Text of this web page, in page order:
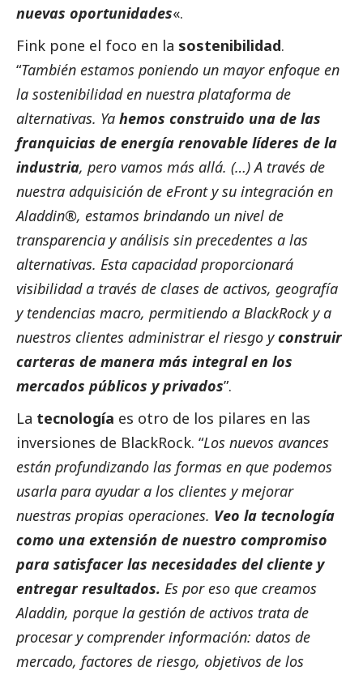
nuevas oportunidades«.
Fink pone el foco en la sostenibilidad.
“También estamos poniendo un mayor enfoque en
la sostenibilidad en nuestra plataforma de
alternativas. Ya hemos construido una de las
franquicias de energía renovable líderes de la
industria, pero vamos más allá. (…) A través de
nuestra adquisición de eFront y su integración en
Aladdin®, estamos brindando un nivel de
transparencia y análisis sin precedentes a las
alternativas. Esta capacidad proporcionará
visibilidad a través de clases de activos, geografía
y tendencias macro, permitiendo a BlackRock y a
nuestros clientes administrar el riesgo yconstruir
carteras de manera más integral en los
mercados públicos y privados”.
La tecnología es otro de los pilares en las
inversiones de BlackRock. “Los nuevos avances
están profundizando las formas en que podemos
usarla para ayudar a los clientes y mejorar
nuestras propias operaciones. Veo la tecnología
como una extensión de nuestro compromiso
para satisfacer las necesidades del cliente y
entregar resultados. Es por eso que creamos
Aladdin, porque la gestión de activos trata de
procesar y comprender información: datos de
mercado, factores de riesgo, objetivos de los